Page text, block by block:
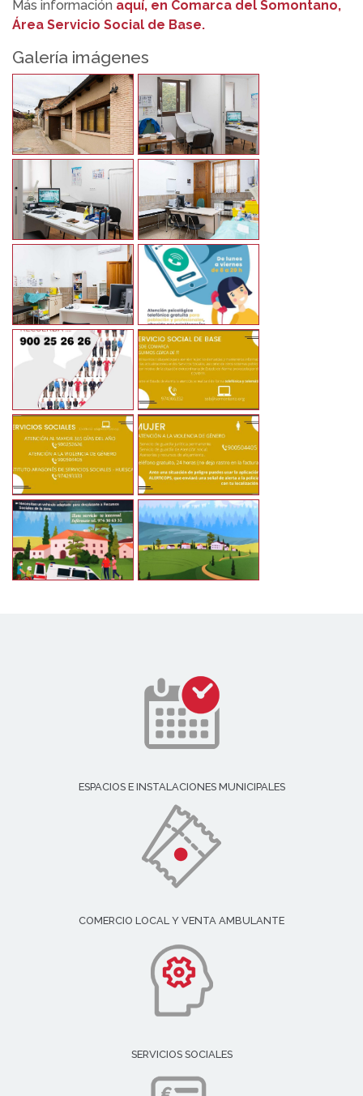
Más información aquí, en Comarca del Somontano,
Área Servicio Social de Base.
Galería imágenes
ESPACIOS E INSTALACIONES MUNICIPALES
COMERCIO LOCAL Y VENTA AMBULANTE
SERVICIOS SOCIALES